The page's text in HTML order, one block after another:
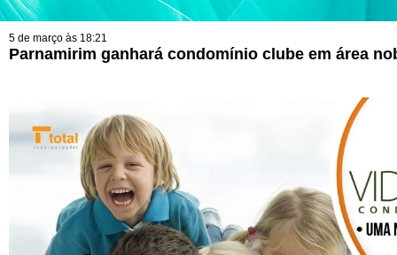
5 de março às 18:21
Parnamirim ganhará condomínio clube em área